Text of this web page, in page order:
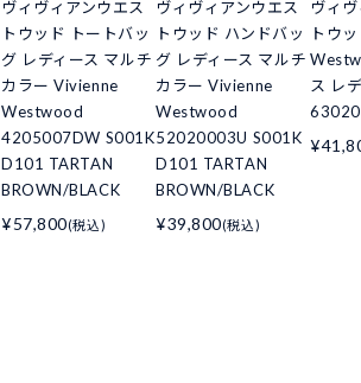
ヴィヴィアンウエス
トウッド トートバッ
グ レディース マルチ
カラー Vivienne
Westwood
4205007DW S001K
D101 TARTAN
BROWN/BLACK
¥57,800(税込)
ヴィヴィアンウエス
トウッド ハンドバッ
グ レディース マルチ
カラー Vivienne
Westwood
52020003U S001K
D101 TARTAN
BROWN/BLACK
¥39,800(税込)
ヴィ
トウ
ス レ